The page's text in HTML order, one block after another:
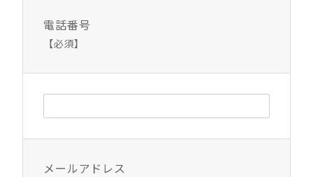
電話番号
【必須】
メールアドレス